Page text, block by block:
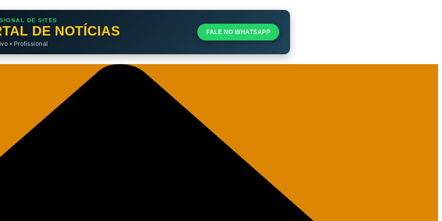
DE SITES
DE NOTÍCIAS
• Profissional
FALE NO WHATSAPP